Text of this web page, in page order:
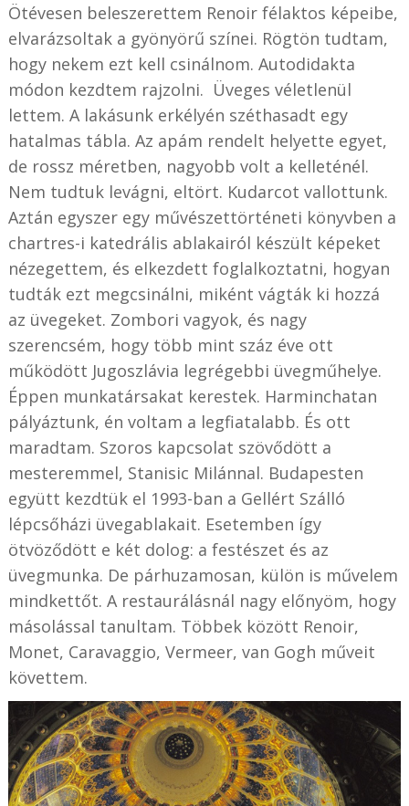
Ötévesen beleszerettem Renoir félaktos képeibe,
elvarázsoltak a gyönyörű színei. Rögtön tudtam,
hogy nekem ezt kell csinálnom. Autodidakta
módon kezdtem rajzolni. Üveges véletlenül
lettem. A lakásunk erkélyén széthasadt egy
hatalmas tábla. Az apám rendelt helyette egyet,
de rossz méretben, nagyobb volt a kelleténél.
Nem tudtuk levágni, eltört. Kudarcot vallottunk.
Aztán egyszer egy művészettörténeti könyvben a
chartres-i katedrális ablakairól készült képeket
nézegettem, és elkezdett foglalkoztatni, hogyan
tudták ezt megcsinálni, miként vágták ki hozzá
az üvegeket. Zombori vagyok, és nagy
szerencsém, hogy több mint száz éve ott
működött Jugoszlávia legrégebbi üvegműhelye.
Éppen munkatársakat kerestek. Harminchatan
pályáztunk, én voltam a legfiatalabb. És ott
maradtam. Szoros kapcsolat szövődött a
mesteremmel, Stanisic Milánnal. Budapesten
együtt kezdtük el 1993-ban a Gellért Szálló
lépcsőházi üvegablakait. Esetemben így
ötvöződött e két dolog: a festészet és az
üvegmunka. De párhuzamosan, külön is művelem
mindkettőt. A restaurálásnál nagy előnyöm, hogy
másolással tanultam. Többek között Renoir,
Monet, Caravaggio, Vermeer, van Gogh műveit
követtem.